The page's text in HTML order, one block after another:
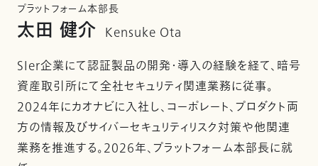
プラットフォーム本部長
太田 健介 Kensuke Ota
SIer企業にて認証製品の開発・導入の経験を経て、暗号
資産取引所にて全社セキュリティ関連業務に従事。
2024年にカオナビに入社し、コーポレート、プロダクト両
方の情報及びサイバーセキュリティリスク対策や他関連
業務を推進する。2026年、プラットフォーム本部長に就